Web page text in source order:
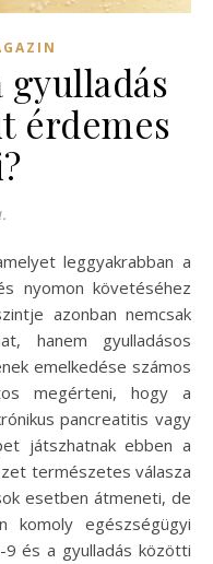
gyulladás
érdemes
nyomon követéséhez
azonban nemcsak
hanem gyulladásos
emelkedése számos
megérteni, hogy a
pancreatitis vagy
játszhatnak ebben a
természetes válasza
esetben átmeneti, de
komoly egészségügyi
és a gyulladás közötti